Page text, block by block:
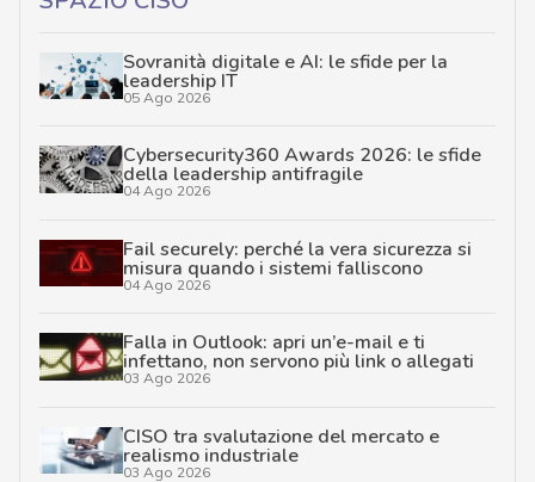
Sovranità digitale e AI: le sfide per la
leadership IT
05 Ago 2026
Cybersecurity360 Awards 2026: le sfide
della leadership antifragile
04 Ago 2026
Fail securely: perché la vera sicurezza si
misura quando i sistemi falliscono
04 Ago 2026
Falla in Outlook: apri un’e-mail e ti
infettano, non servono più link o allegati
03 Ago 2026
CISO tra svalutazione del mercato e
realismo industriale
03 Ago 2026